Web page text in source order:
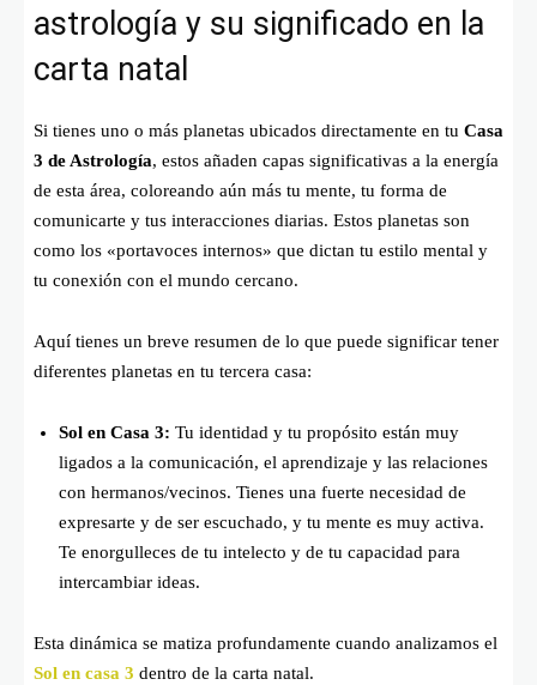
astrología y su significado en la
carta natal
Si tienes uno o más planetas ubicados directamente en tu Casa
3 de Astrología, estos añaden capas significativas a la energía
de esta área, coloreando aún más tu mente, tu forma de
comunicarte y tus interacciones diarias. Estos planetas son
como los «portavoces internos» que dictan tu estilo mental y
tu conexión con el mundo cercano.
Aquí tienes un breve resumen de lo que puede significar tener
diferentes planetas en tu tercera casa:
Sol en Casa 3: Tu identidad y tu propósito están muy
ligados a la comunicación, el aprendizaje y las relaciones
con hermanos/vecinos. Tienes una fuerte necesidad de
expresarte y de ser escuchado, y tu mente es muy activa.
Te enorgulleces de tu intelecto y de tu capacidad para
intercambiar ideas.
Esta dinámica se matiza profundamente cuando analizamos el
Sol en casa 3 dentro de la carta natal.